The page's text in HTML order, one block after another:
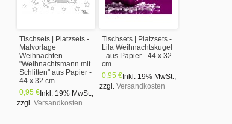
Tischsets | Platzsets -
Malvorlage
Weihnachten
"Weihnachtsmann mit
Schlitten" aus Papier -
44 x 32 cm
0,95 € Inkl. 19% MwSt.,
zzgl. Versandkosten
Tischsets | Platzsets -
Lila Weihnachtskugel
- aus Papier - 44 x 32
cm
0,95 € Inkl. 19% MwSt.,
zzgl. Versandkosten